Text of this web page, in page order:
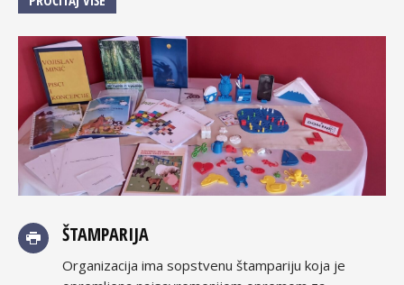
ŠTAMPARIJA
Organizacija ima sopstvenu štampariju koja je